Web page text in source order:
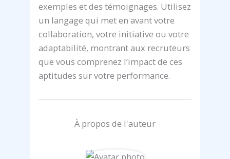
exemples et des témoignages. Utilisez
un langage qui met en avant votre
collaboration, votre initiative ou votre
adaptabilité, montrant aux recruteurs
que vous comprenez l’impact de ces
aptitudes sur votre performance.
À propos de l'auteur